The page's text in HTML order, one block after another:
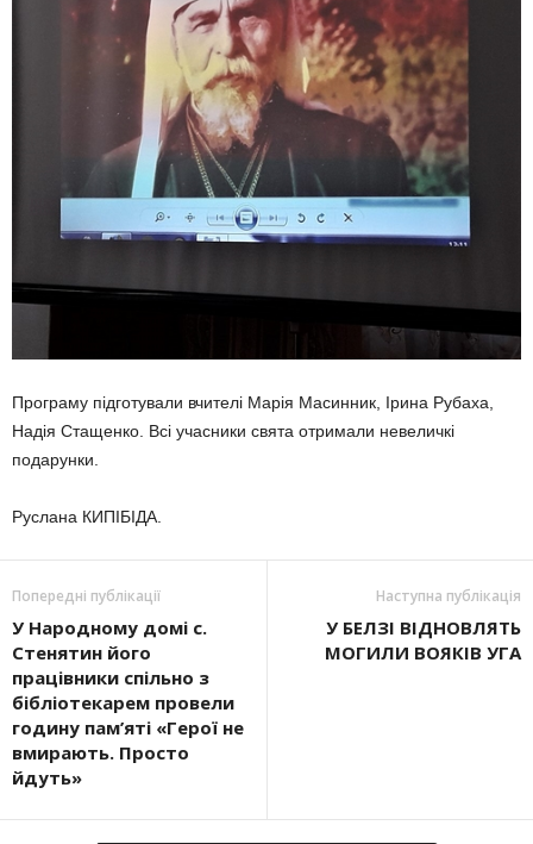
Програму підготували вчителі Марія Масинник, Ірина Рубаха,
Надія Стащенко. Всі учасники свята отримали невеличкі
подарунки.
Руслана КИПІБІДА.
Попередні публікації
У Народному домі с.
Стенятин його
працівники спільно з
бібліотекарем провели
годину пам’яті «Герої не
вмирають. Просто
йдуть»
Наступна публікація
У БЕЛЗІ ВІДНОВЛЯТЬ
МОГИЛИ ВОЯКІВ УГА